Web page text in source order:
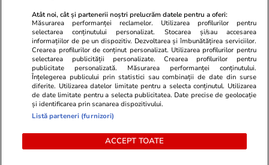
Actualizare preferințe cookies
Atât noi, cât și partenerii noștri prelucrăm datele pentru a oferi:
Măsurarea performanței reclamelor. Utilizarea profilurilor pentru
selectarea conținutului personalizat. Stocarea și/sau accesarea
informațiilor de pe un dispozitiv. Dezvoltarea și îmbunătățirea serviciilor.
Crearea profilurilor de conținut personalizat. Utilizarea profilurilor pentru
selectarea publicității personalizate. Crearea profilurilor pentru
publicitate personalizată. Măsurarea performanței conținutului.
Înțelegerea publicului prin statistici sau combinații de date din surse
diferite. Utilizarea datelor limitate pentru a selecta conținutul. Utilizarea
de date limitate pentru a selecta publicitatea. Date precise de geolocație
și identificarea prin scanarea dispozitivului.
Listă parteneri (furnizori)
ACCEPT TOATE